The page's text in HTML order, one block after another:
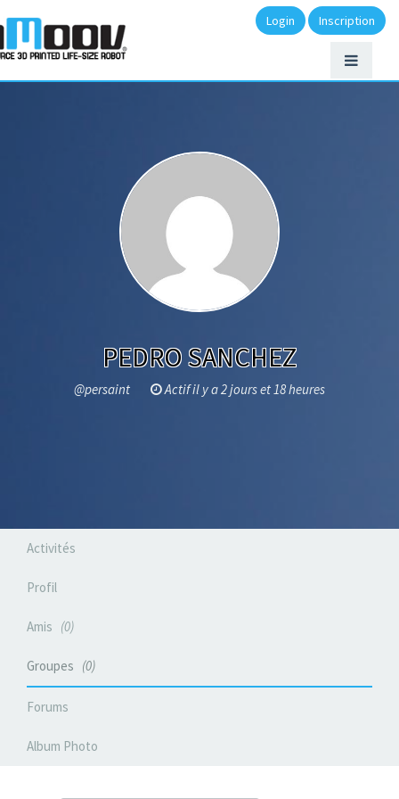
Login Inscription
PEDRO SANCHEZ
@persaint Actif il y a 2 jours et 18 heures
Activités
Profil
Amis 0
Groupes 0
Forums
Album Photo